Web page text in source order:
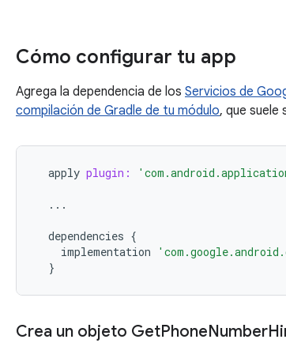
Cómo configurar tu app
Agrega la dependencia de los Servicios de
compilación de Gradle de tu módulo, que suele
apply plugin:
...
dependencies {
implementation
}
Crea un objeto GetPhoneNumber